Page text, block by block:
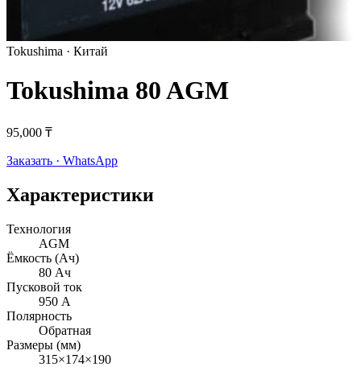
Tokushima · Китай
Tokushima 80 AGM
95,000 ₸
Заказать · WhatsApp
Характеристики
Технология
AGM
Ёмкость (Ач)
80 Ач
Пусковой ток
950 А
Полярность
Обратная
Размеры (мм)
315×174×190